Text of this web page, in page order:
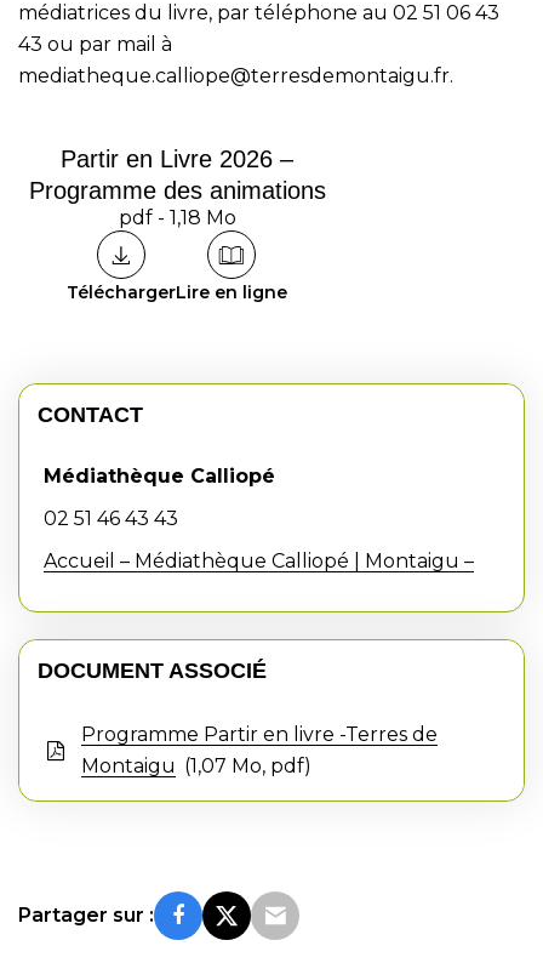
médiatrices du livre, par téléphone au 02 51 06 43
43 ou par mail à
mediatheque.calliope@terresdemontaigu.fr.
Partir en Livre 2026 –
Programme des animations
pdf - 1,18 Mo
TéléchargerLire en ligne
CONTACT
Médiathèque Calliopé
02 51 46 43 43
Accueil – Médiathèque Calliopé | Montaigu –
DOCUMENT ASSOCIÉ
Programme Partir en livre -Terres de
Montaigu
1,07 Mo, pdf
Partager sur :